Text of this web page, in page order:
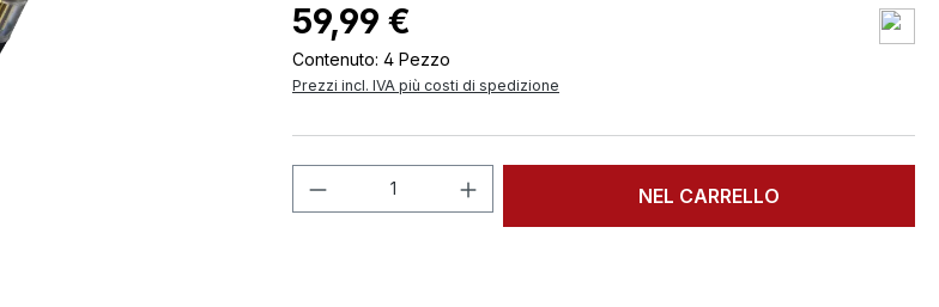
59,99 €
Contenuto: 4 Pezzo
Prezzi incl. IVA più costi di spedizione
Quantità del prodotto: inserisci la quantità
NEL CARRELLO